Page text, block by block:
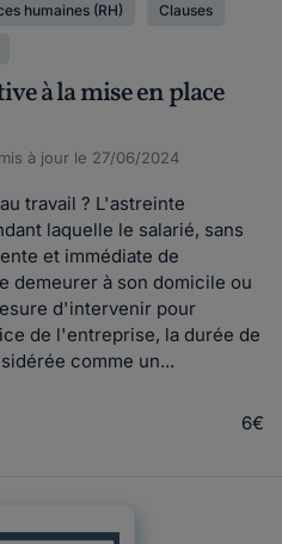
humaines (RH) Clauses
à la mise en place
à jour le 27/06/2024
travail ? L'astreinte
laquelle le salarié, sans
et immédiate de
demeurer à son domicile ou
d'intervenir pour
de l'entreprise, la durée de
comme un...
6€